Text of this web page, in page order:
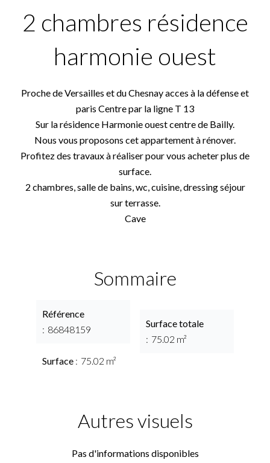
2 chambres résidence
harmonie ouest
Proche de Versailles et du Chesnay acces à la défense et
paris Centre par la ligne T 13
Sur la résidence Harmonie ouest centre de Bailly.
Nous vous proposons cet appartement à rénover.
Profitez des travaux à réaliser pour vous acheter plus de
surface.
2 chambres, salle de bains, wc, cuisine, dressing séjour
sur terrasse.
Cave
Sommaire
Référence
86848159
Surface 75.02 m²
Surface totale
75.02 m²
Autres visuels
Pas d'informations disponibles